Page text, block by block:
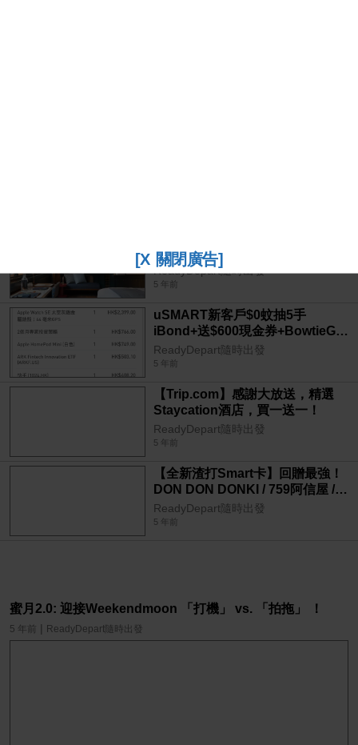
[X 關閉廣告]
級酒店限時75折
ReadyDepart隨時出發
5 年前
uSMART新客戶$0蚊抽5手
iBond+送$600現金券+BowtieGo
門診醫療福利+紅酒乙枝
ReadyDepart隨時出發
5 年前
【Trip.com】感謝大放送，精選
Staycation酒店，買一送一！
ReadyDepart隨時出發
5 年前
【全新渣打Smart卡】回贈最強！
DON DON DONKI / 759阿信屋 /
OK便利店 / 百佳 / 屈臣氏門市及網
店 / foodpanda / foodpanda mall
ReadyDepart隨時出發
5 年前
蜜月2.0: 迎接Weekendmoon 「打機」 vs. 「拍拖」 ！
5 年前 | ReadyDepart隨時出發